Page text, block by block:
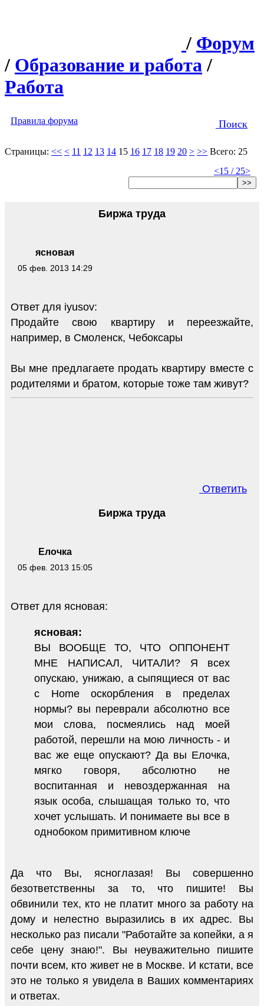
/ Форум
/ Образование и работа /
Работа
Правила форума Поиск
Страницы: << < 11 12 13 14 15 16 17 18 19 20 > >> Всего: 25
<15 / 25>
>>
ясновая
05 фев. 2013 14:29
Биржа труда
Ответ для iyusov:
Продайте свою квартиру и переезжайте,
например, в Смоленск, Чебоксары
Вы мне предлагаете продать квартиру вместе с
родителями и братом, которые тоже там живут?
Ответить
Елочка
05 фев. 2013 15:05
Биржа труда
Ответ для ясновая:
ясновая:
ВЫ ВООБЩЕ ТО, ЧТО ОППОНЕНТ
МНЕ НАПИСАЛ, ЧИТАЛИ? Я всех
опускаю, унижаю, а сыпящиеся от вас
с Home оскорбления в пределах
нормы? вы переврали абсолютно все
мои слова, посмеялись над моей
работой, перешли на мою личность - и
вас же еще опускают? Да вы Елочка,
мягко говоря, абсолютно не
воспитанная и невоздержанная на
язык особа, слышащая только то, что
хочет услышать. И понимаете вы все в
однобоком примитивном ключе
Да что Вы, ясноглазая! Вы совершенно
безответственны за то, что пишите! Вы
обвинили тех, кто не платит много за работу на
дому и нелестно выразились в их адрес. Вы
несколько раз писали "Работайте за копейки, а я
себе цену знаю!". Вы неуважительно пишите
почти всем, кто живет не в Москве. И кстати, все
это не только я увидела в Ваших комментариях
и ответах.